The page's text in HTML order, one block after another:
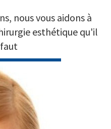
nous vous aidons à
esthétique qu'il